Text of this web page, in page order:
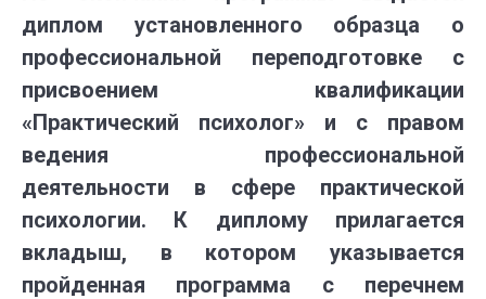
диплом установленного образца о
профессиональной переподготовке с
присвоением квалификации
«Практический психолог» и с правом
ведения профессиональной
деятельности в сфере практической
психологии. К диплому прилагается
вкладыш, в котором указывается
пройденная программа с перечнем